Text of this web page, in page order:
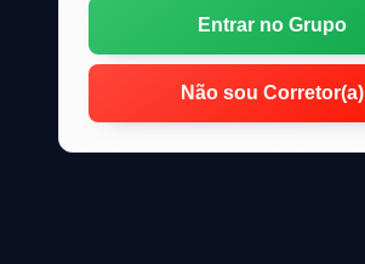
Entrar no Grupo
Não sou Corretor(a)